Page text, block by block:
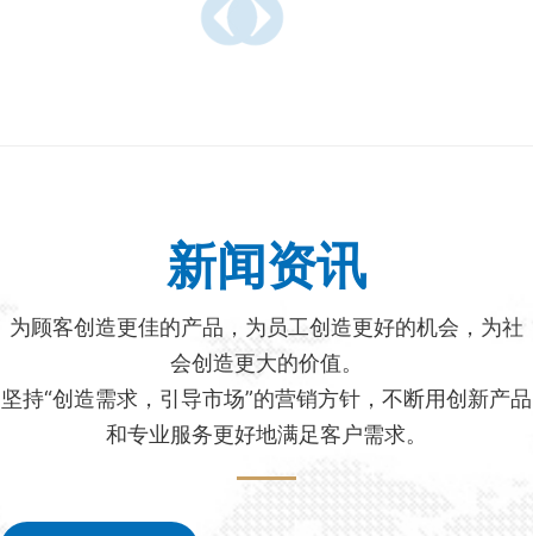
新闻资讯
为顾客创造更佳的产品，为员工创造更好的机会，为社
会创造更大的价值。
坚持“创造需求，引导市场”的营销方针，不断用创新产品
和专业服务更好地满足客户需求。